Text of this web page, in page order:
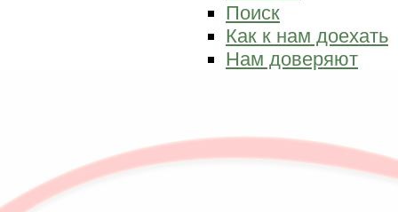
Поиск
Как к нам доехать
Нам доверяют